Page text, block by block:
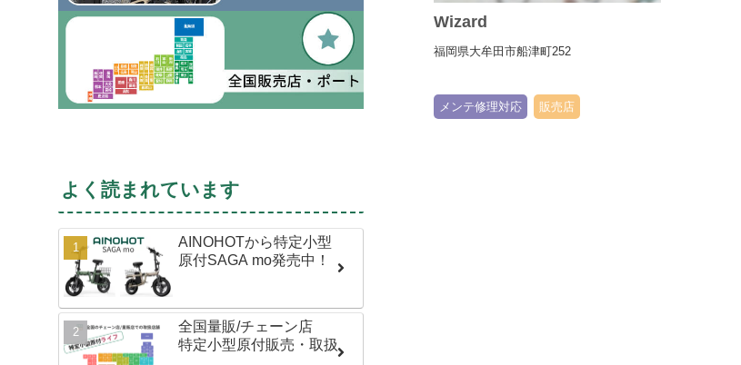
Wizard
福岡県大牟田市船津町252
メンテ修理対応 販売店
よく読まれています
AINOHOTから特定小型
原付SAGA mo発売中！
全国量販/チェーン店
特定小型原付販売・取扱